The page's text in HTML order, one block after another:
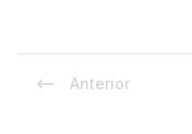
Anterior